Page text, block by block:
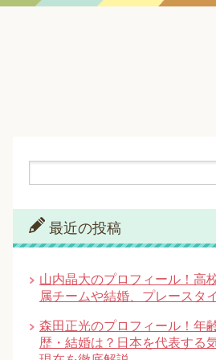
最近の投稿
山内晶大のプロフィール！高
属チームや結婚、プレースタ
森田正光のプロフィール！年
歴・結婚は？日本を代表する